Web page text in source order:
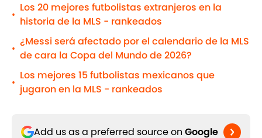
•
Los 20 mejores futbolistas extranjeros en la
historia de la MLS - rankeados
•
¿Messi será afectado por el calendario de la MLS
de cara la Copa del Mundo de 2026?
•
Los mejores 15 futbolistas mexicanos que
jugaron en la MLS - rankeados
Add us as a preferred source on Google